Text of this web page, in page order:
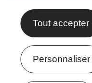
Tout accepter
Personnaliser